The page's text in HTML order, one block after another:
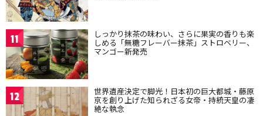
11 しっかり抹茶の味わい、さらに果実の香りも楽
しめる「無糖フレーバー抹茶」ストロベリー、
マンゴー新発売
12 世界遺産決定で脚光！日本初の巨大都城・藤原
京を創り上げた知られざる女帝・持統天皇の凄
絶な執念